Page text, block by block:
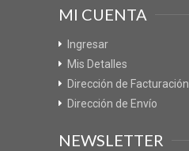
MI CUENTA
Ingresar
Mis Detalles
Dirección de Facturación
Dirección de Envío
NEWSLETTER